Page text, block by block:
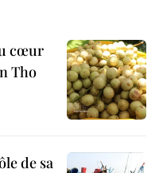
cœur
Tho
de sa